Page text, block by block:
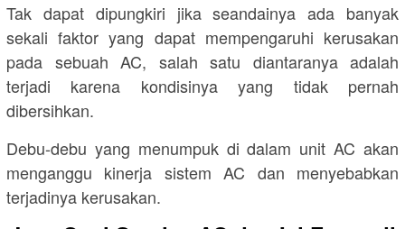
Tak dapat dipungkiri jika seandainya ada banyak
sekali faktor yang dapat mempengaruhi kerusakan
pada sebuah AC, salah satu diantaranya adalah
terjadi karena kondisinya yang tidak pernah
dibersihkan.
Debu-debu yang menumpuk di dalam unit AC akan
menganggu kinerja sistem AC dan menyebabkan
terjadinya kerusakan.